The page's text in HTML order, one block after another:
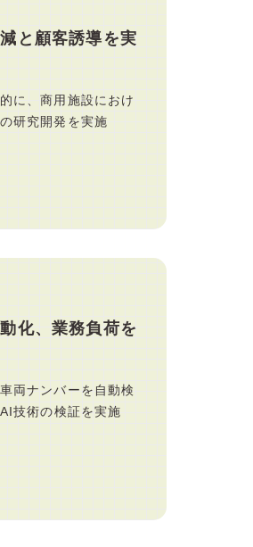
と顧客誘導を実
に、商用施設におけ
研究開発を実施
化、業務負荷を
両ナンバーを自動検
技術の検証を実施